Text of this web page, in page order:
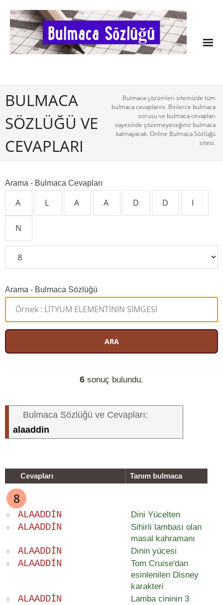
BULMACA
SÖZLÜĞÜ VE
CEVAPLARI
Bulmaca çözümleri sitemizde tüm
bulmaca cevaplarını. Binlerce bulmaca
sorusu ve bulmaca cevapları
sayesinde çözemeyeceğiniz bulmaca
kalmayacak. Online Bulmaca Sözlüğü
sitesi.
Arama - Bulmaca Cevapları
Arama - Bulmaca Sözlüğü
ARA
6 sonuç bulundu.
Bulmaca Sözlüğü ve Cevapları:
alaaddin
Cevapları Tanım bulmaca
8
8 ALAADDIN Dini Yücelten
8 ALAADDIN
Sihirli lambası olan
masal kahramanı
8 ALAADDIN Dinin yücesi
8 ALAADDIN
Tom Cruise'dan
esinlenilen Disney
karakteri
8 ALAADDIN
Lamba cininin 3